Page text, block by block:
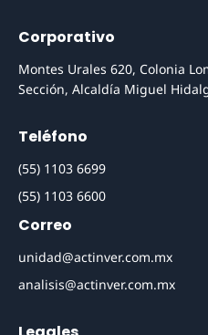
Corporativo
Montes Urales 620, Colonia
Sección, Alcaldía Miguel
Teléfono
(55) 1103 6699
(55) 1103 6600
Correo
unidad@actinver.com.mx
analisis@actinver.com.mx